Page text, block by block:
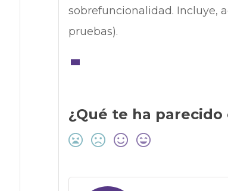
sobrefuncionalidad. Incluye,
pruebas).
¿Qué te ha